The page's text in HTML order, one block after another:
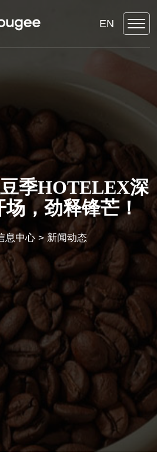
EN
季HOTELEX深
场，劲释锋芒！
息中心 >新闻动态